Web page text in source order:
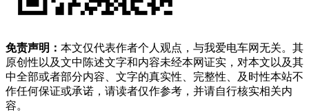
免责声明： 本文仅代表作者个人观点，与我爱电车网无关。其
原创性以及文中陈述文字和内容未经本网证实，对本文以及其
中全部或者部分内容、文字的真实性、完整性、及时性本站不
作任何保证或承诺，请读者仅作参考，并请自行核实相关内
容。